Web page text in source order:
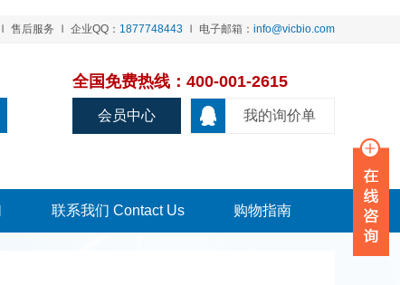
售后服务 企业QQ： 1877748443 电子邮箱： info@vicbio.com
全国免费热线：400-001-2615
我的询价单
会员中心
联系我们 Contact Us 购物指南